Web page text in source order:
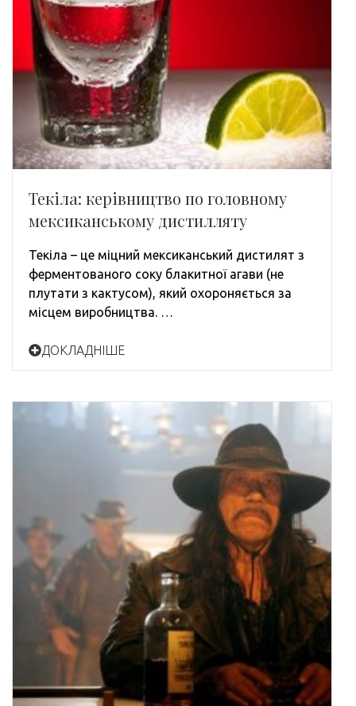
Текіла: керівництво по головному
мексиканському дистилляту
Текіла – це міцний мексиканський дистилят з
ферментованого соку блакитної агави (не
плутати з кактусом), який охороняється за
місцем виробництва. …
ДОКЛАДНІШЕ